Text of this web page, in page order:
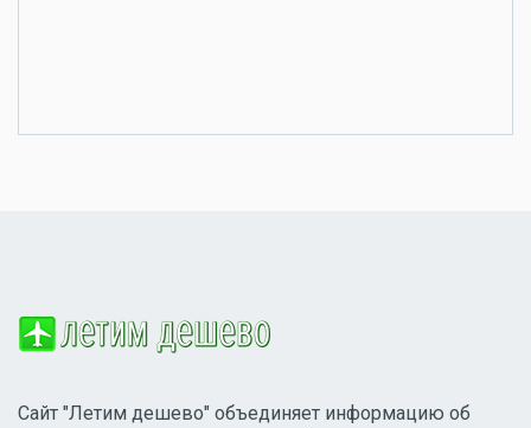
Сайт "Летим дешево" объединяет информацию об